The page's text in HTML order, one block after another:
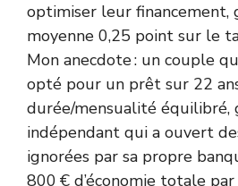
optimiser leur financement,
moyenne 0,25 point sur le
Mon anecdote : un couple
opté pour un prêt sur 22
durée/mensualité équilibré,
indépendant qui a ouvert
ignorées par sa propre
800 € d’économie totale